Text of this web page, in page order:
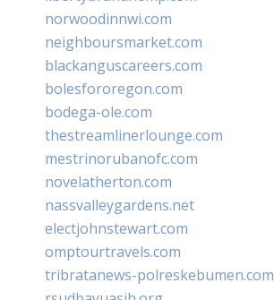
norwoodinnwi.com
neighboursmarket.com
blackanguscareers.com
bolesfororegon.com
bodega-ole.com
thestreamlinerlounge.com
mestrinorubanofc.com
novelatherton.com
nassvalleygardens.net
electjohnstewart.com
omptourtravels.com
tribratanews-polreskebumen.com